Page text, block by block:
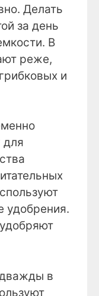
Делать
за день
В
реже,
и
для
удобрения.
в